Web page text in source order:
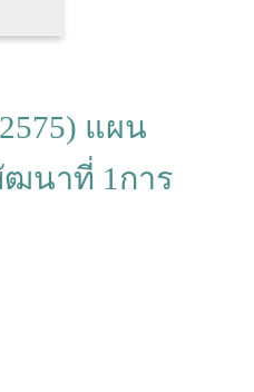
แผน
ฒนาที่ 1การ